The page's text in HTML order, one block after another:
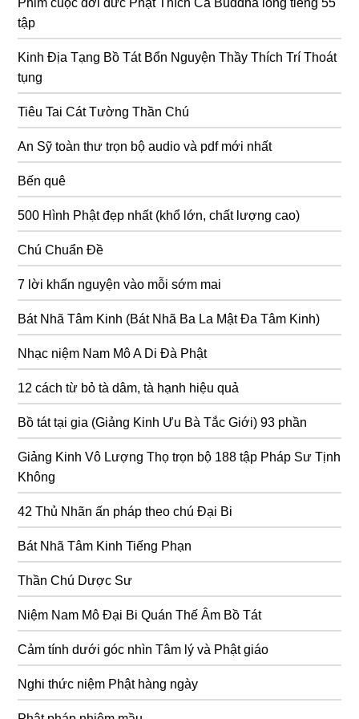
tập
Kinh Địa Tạng Bồ Tát Bổn Nguyện Thầy Thích Trí Thoát
tụng
Tiêu Tai Cát Tường Thần Chú
An Sỹ toàn thư trọn bộ audio và pdf mới nhất
Bến quê
500 Hình Phật đẹp nhất (khổ lớn, chất lượng cao)
Chú Chuẩn Đề
7 lời khấn nguyện vào mỗi sớm mai
Bát Nhã Tâm Kinh (Bát Nhã Ba La Mật Đa Tâm Kinh)
Nhạc niệm Nam Mô A Di Đà Phật
12 cách từ bỏ tà dâm, tà hạnh hiệu quả
Bồ tát tại gia (Giảng Kinh Ưu Bà Tắc Giới) 93 phần
Giảng Kinh Vô Lượng Thọ trọn bộ 188 tập Pháp Sư Tịnh
Không
42 Thủ Nhãn ấn pháp theo chú Đại Bi
Bát Nhã Tâm Kinh Tiếng Phạn
Thần Chú Dược Sư
Niệm Nam Mô Đại Bi Quán Thế Âm Bồ Tát
Cảm tính dưới góc nhìn Tâm lý và Phật giáo
Nghi thức niệm Phật hàng ngày